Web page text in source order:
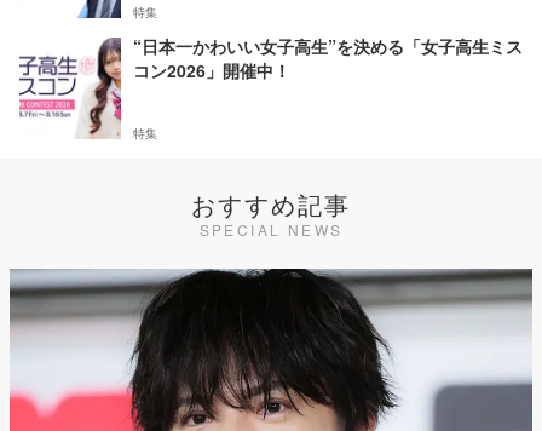
特集
“日本一かわいい女子高生”を決める「女子高生ミス
コン2026」開催中！
特集
おすすめ記事
SPECIAL NEWS